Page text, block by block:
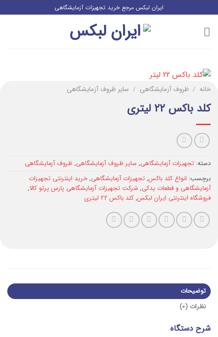
از
محتوا
ایران لبکس مرجع خرید تجهیزات آزمایشگاهی
خانه / ظروف آزمایشگاهی / سایر ظروف آزمایشگاهی
کلد باکس ۲۲ لیتری
دسته: تجهیزات آزمایشگاهی, سایر ظروف آزمایشگاهی, ظروف آزمایشگاهی
برچسب: انواع کلد باکس, تجهیزات آزمایشگاهی, خرید اینترنتی تجهیزات
آزمایشگاهی و قطعات یدکی, شرکت تجهیزات آزمایشگاهی پارس پرتو کالا,
فروشگاه اینترنتی ایران لبکس, کلد باکس 22 لیتری
توضیحات
نظرات (0)
شرح دستگاه